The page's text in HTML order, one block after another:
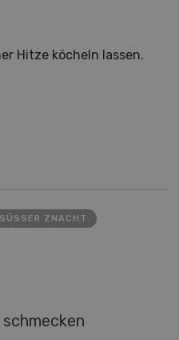
Hitze köcheln lassen.
SÜSSER ZNACHT